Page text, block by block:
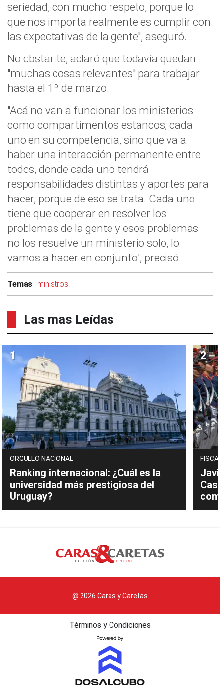
seriedad, con mucho respeto, porque lo
que nos importa realmente es cumplir con
las expectativas de la gente", aseguró.
No obstante, aclaró que todavía quedan
"muchas cosas relevantes" para trabajar
hasta el 1º de marzo.
"Acá no van a funcionar los ministerios
como compartimentos estancos, cada
uno en su competencia, sino que va a
haber una interacción permanente entre
todos, donde cada uno tendrá
responsabilidades distintas y aportes para
hacer, porque de eso se trata. Cada uno
tiene que cooperar en resolver los
problemas de la gente y esos problemas
no los resuelve un ministerio solo, lo
vamos a hacer en conjunto", precisó.
Temas ministros
Las mas Leídas
ORGULLO NACIONAL
Ranking internacional: ¿Cuál es la
universidad más prestigiosa del
Uruguay?
@ 2026 Caras y Caretas
Términos y Condiciones